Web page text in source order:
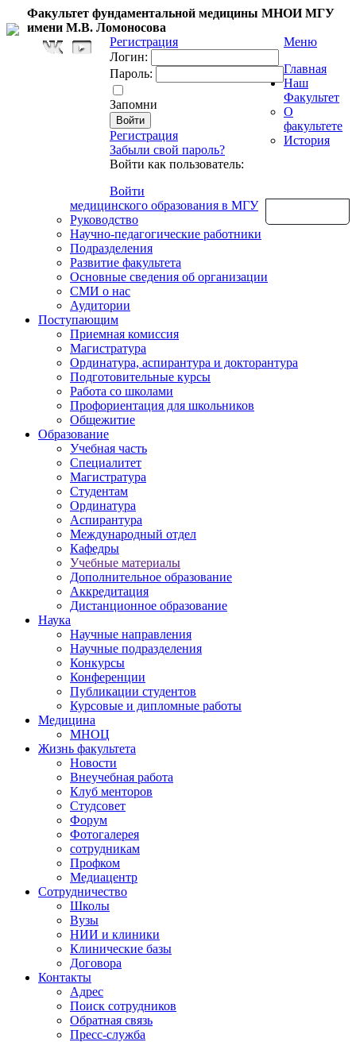
Факультет фундаментальной медицины МНОИ МГУ
имени М.В. Ломоносова
Регистрация
Логин:
Пароль:
Запомни
Регистрация
Забыли свой пароль?
Войти как пользователь:
Войти
Меню
Главная
Наш
Факультет
О
факультете
История
медицинского образования в МГУ
Руководство
Научно-педагогические работники
Подразделения
Развитие факультета
Основные сведения об организации
СМИ о нас
Аудитории
Поступающим
Приемная комиссия
Магистратура
Ординатура, аспирантура и докторантура
Подготовительные курсы
Работа со школами
Профориентация для школьников
Общежитие
Образование
Учебная часть
Специалитет
Магистратура
Студентам
Ординатура
Аспирантура
Международный отдел
Кафедры
Учебные материалы
Дополнительное образование
Аккредитация
Дистанционное образование
Наука
Научные направления
Научные подразделения
Конкурсы
Конференции
Публикации студентов
Курсовые и дипломные работы
Медицина
МНОЦ
Жизнь факультета
Новости
Внеучебная работа
Клуб менторов
Студсовет
Форум
Фотогалерея
сотрудникам
Профком
Медиацентр
Сотрудничество
Школы
Вузы
НИИ и клиники
Клинические базы
Договора
Контакты
Адрес
Поиск сотрудников
Обратная связь
Пресс-служба